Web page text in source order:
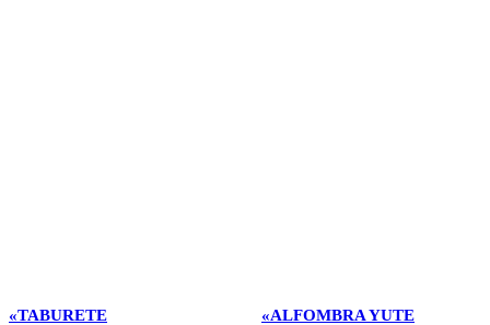
«TABURETE «ALFOMBRA YUTE